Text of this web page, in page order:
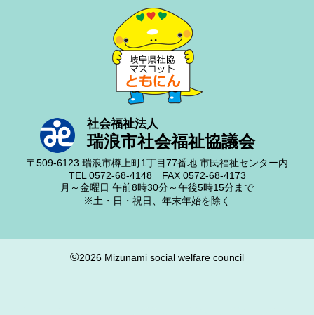
社会福祉法人
瑞浪市社会福祉協議会
〒509-6123 瑞浪市樽上町1丁目77番地 市民福祉センター内
TEL 0572-68-4148 FAX 0572-68-4173
月～金曜日 午前8時30分～午後5時15分まで
※土・日・祝日、年末年始を除く
©2026 Mizunami social welfare council